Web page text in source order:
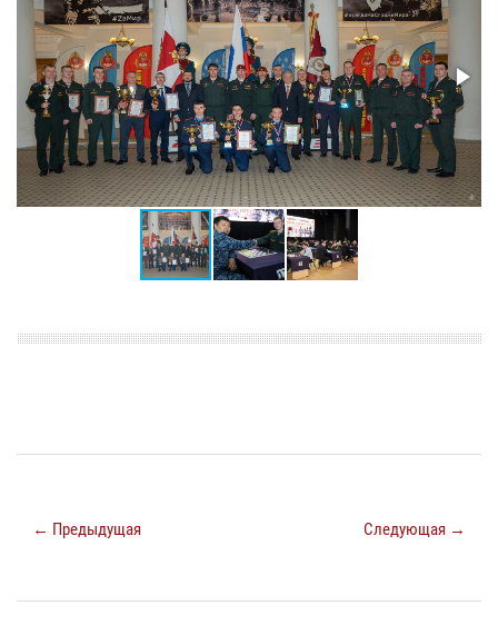
← Предыдущая Следующая →